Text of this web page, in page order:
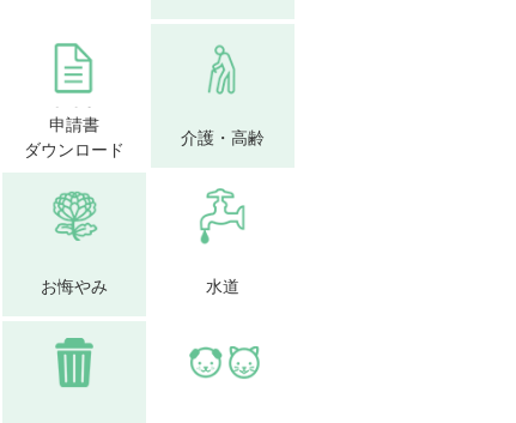
申請書
ダウンロード
介護・高齢
お悔やみ 水道